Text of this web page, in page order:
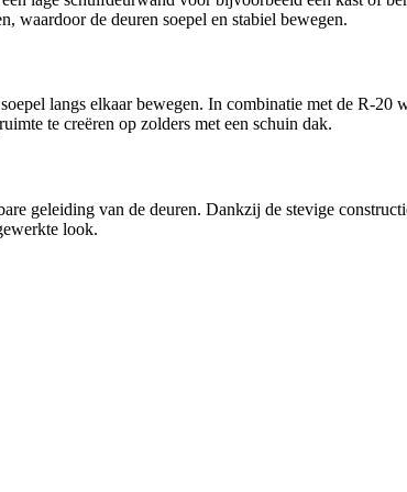
waardoor de deuren soepel en stabiel bewegen.
langs elkaar bewegen. In combinatie met de R-20
te creëren op zolders met een schuin dak.
geleiding van de deuren. Dankzij de stevige
look.